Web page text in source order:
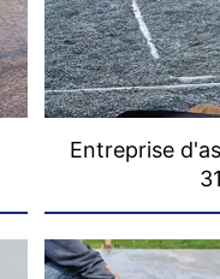
Entreprise
31